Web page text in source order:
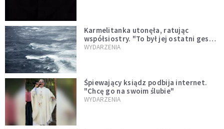
Karmelitanka utonęła, ratując
współsiostry. "To był jej ostatni gest
miłości"
WYDARZENIA
Śpiewający ksiądz podbija internet.
"Chcę go na swoim ślubie"
WYDARZENIA